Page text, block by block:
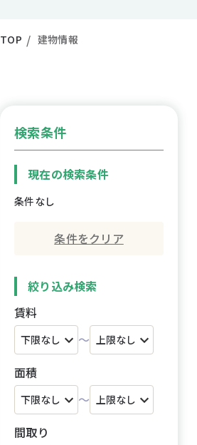
TOP 建物情報
検索条件
現在の検索条件
条件なし
条件をクリア
絞り込み検索
賃料
～
面積
～
間取り